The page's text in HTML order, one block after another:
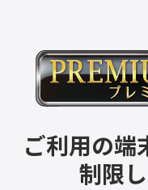
ご利用の端
制限